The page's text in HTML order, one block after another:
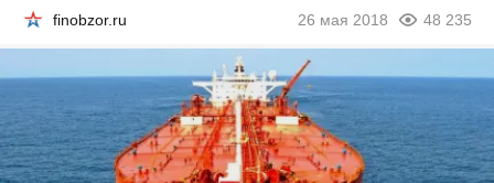
finobzor.ru 26 мая 2018 48 235